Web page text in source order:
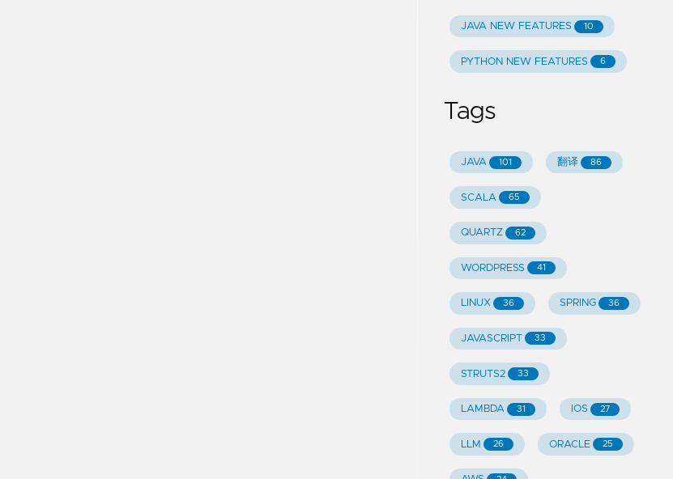
JAVA NEW FEATURES 10
PYTHON NEW FEATURES 6
Tags
JAVA 101 翻译 86
SCALA 65
QUARTZ 62
WORDPRESS 41
LINUX 36 SPRING 36
JAVASCRIPT 33
STRUTS2 33
LAMBDA 31 IOS 27
LLM 26 ORACLE 25